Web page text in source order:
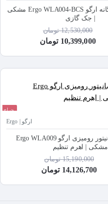
هولدر مانیتور دوگانه ارگو Ergo WLA004-BCS مشکی
| جک گازی
10,399,000 تومان
12,530,000 تومان
حراج
ارگو | Ergo
هولدر چهار مانیتور رومیزی ارگو Ergo WLA009
مشکی | اهرم تنظیم
14,126,700 تومان
15,190,000 تومان